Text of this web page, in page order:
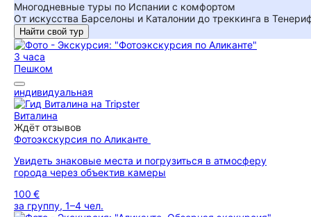
Многодневные туры по Испании с комфортом
От искусства Барселоны и Каталонии до треккинга в
Найти свой тур
3 часа
Пешком
индивидуальная
Виталина
Ждёт отзывов
Фотоэкскурсия по Аликанте
Увидеть знаковые места и погрузиться в атмосферу
города через объектив камеры
100 €
за группу, 1–4 чел.